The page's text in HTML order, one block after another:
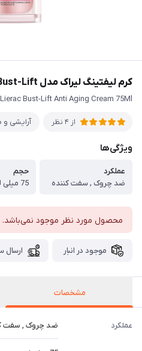
کرم لیفتینگ لیراک مدل Bust-Lift حجم 75 میلی لیتر
Lierac Bust-Lift Anti Aging Cream 75Ml
از 4 نظر آرایشی و
ویژگی‌ها
عملکرد
ضد چروک , سفت کننده
حجم
75 میلی لیتر
محصول مورد نظر موجود نمی‌باشد.
موجود در انبار ارسال
مشخصات
عملکرد ضد چروک , سفت